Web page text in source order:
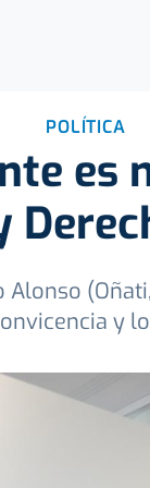
POLÍTICA
es
y